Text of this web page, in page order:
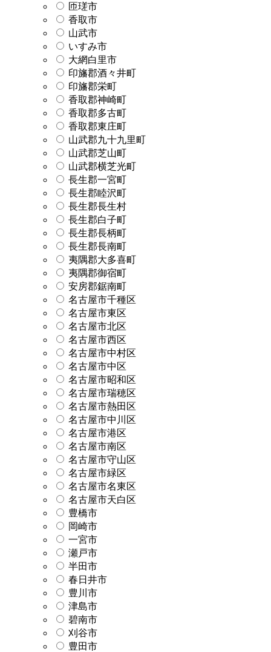
匝瑳市
香取市
山武市
いすみ市
大網白里市
印旛郡酒々井町
印旛郡栄町
香取郡神崎町
香取郡多古町
香取郡東庄町
山武郡九十九里町
山武郡芝山町
山武郡横芝光町
長生郡一宮町
長生郡睦沢町
長生郡長生村
長生郡白子町
長生郡長柄町
長生郡長南町
夷隅郡大多喜町
夷隅郡御宿町
安房郡鋸南町
名古屋市千種区
名古屋市東区
名古屋市北区
名古屋市西区
名古屋市中村区
名古屋市中区
名古屋市昭和区
名古屋市瑞穂区
名古屋市熱田区
名古屋市中川区
名古屋市港区
名古屋市南区
名古屋市守山区
名古屋市緑区
名古屋市名東区
名古屋市天白区
豊橋市
岡崎市
一宮市
瀬戸市
半田市
春日井市
豊川市
津島市
碧南市
刈谷市
豊田市